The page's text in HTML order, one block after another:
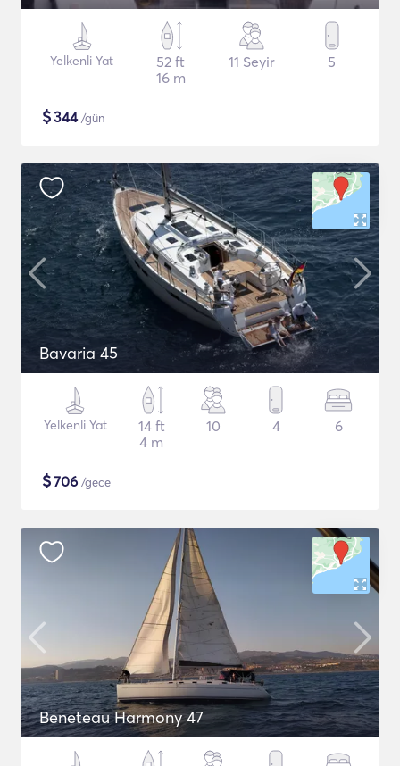
Yelkenli Yat
52 ft
16 m
11 Seyir 5
$344/gün
Bavaria 45
Yelkenli Yat
14 ft
4 m
10 4 6
$706 /gece
Beneteau Harmony 47